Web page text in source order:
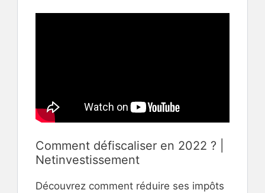
Comment défiscaliser en 2022 ? |
Netinvestissement
Découvrez comment réduire ses impôts